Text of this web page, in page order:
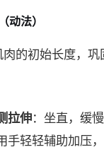
动法）
的初始长度，巩
拉伸：坐直，缓
手轻轻辅助加压